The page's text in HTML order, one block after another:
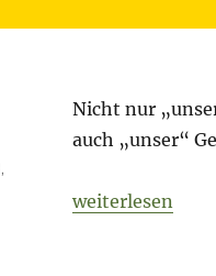
Nicht nur
auch „unser“
„Fog of War –
weiterlesen
,